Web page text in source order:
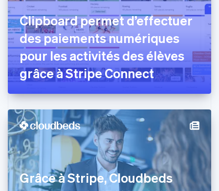
Clipboard permet d’effectuer
des paiements numériques
pour les activités des élèves
grâce à Stripe Connect
Grâce à Stripe, Cloudbeds
Croatie
EnglishItaliano
Danemark
English
Émirats arabes unis
English
Espagne
EspañolEnglish
English
États-Unis
English Español简体中文
Finlande
English Svenska
France
Français
Gibraltar
English
Grèce